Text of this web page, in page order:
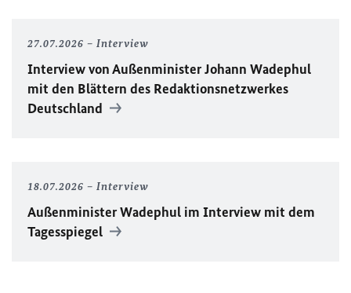
27.07.2026 Interview
Interview von Außenminister Johann Wadephul
mit den Blättern des Redaktionsnetzwerkes
Deutschland
18.07.2026 Interview
Außenminister Wadephul im Interview mit dem
Tagesspiegel